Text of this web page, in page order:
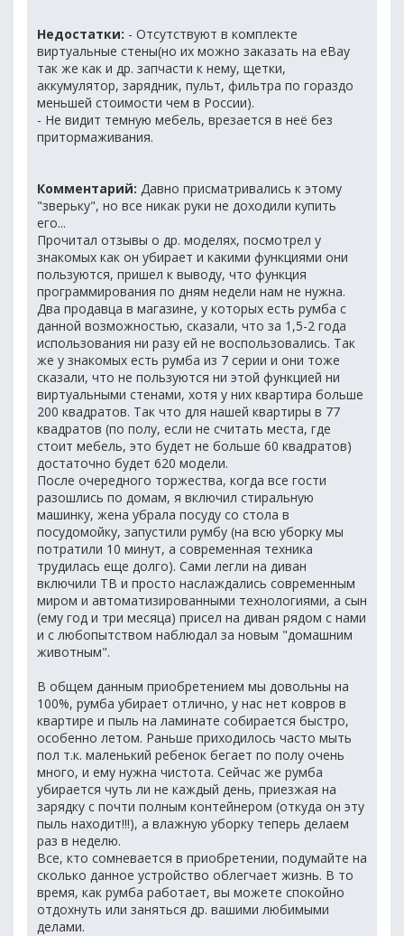
Недостатки: - Отсутствуют в комплекте
виртуальные стены(но их можно заказать на eBay
так же как и др. запчасти к нему, щетки,
аккумулятор, зарядник, пульт, фильтра по гораздо
меньшей стоимости чем в России).
- Не видит темную мебель, врезается в неё без
притормаживания.
Комментарий: Давно присматривались к этому
"зверьку", но все никак руки не доходили купить
его...
Прочитал отзывы о др. моделях, посмотрел у
знакомых как он убирает и какими функциями они
пользуются, пришел к выводу, что функция
программирования по дням недели нам не нужна.
Два продавца в магазине, у которых есть румба с
данной возможностью, сказали, что за 1,5-2 года
использования ни разу ей не воспользовались. Так
же у знакомых есть румба из 7 серии и они тоже
сказали, что не пользуются ни этой функцией ни
виртуальными стенами, хотя у них квартира больше
200 квадратов. Так что для нашей квартиры в 77
квадратов (по полу, если не считать места, где
стоит мебель, это будет не больше 60 квадратов)
достаточно будет 620 модели.
После очередного торжества, когда все гости
разошлись по домам, я включил стиральную
машинку, жена убрала посуду со стола в
посудомойку, запустили румбу (на всю уборку мы
потратили 10 минут, а современная техника
трудилась еще долго). Сами легли на диван
включили ТВ и просто наслаждались современным
миром и автоматизированными технологиями, а сын
(ему год и три месяца) присел на диван рядом с нами
и с любопытством наблюдал за новым "домашним
животным".
В общем данным приобретением мы довольны на
100%, румба убирает отлично, у нас нет ковров в
квартире и пыль на ламинате собирается быстро,
особенно летом. Раньше приходилось часто мыть
пол т.к. маленький ребенок бегает по полу очень
много, и ему нужна чистота. Сейчас же румба
убирается чуть ли не каждый день, приезжая на
зарядку с почти полным контейнером (откуда он эту
пыль находит!!!), а влажную уборку теперь делаем
раз в неделю.
Все, кто сомневается в приобретении, подумайте на
сколько данное устройство облегчает жизнь. В то
время, как румба работает, вы можете спокойно
отдохнуть или заняться др. вашими любимыми
делами.